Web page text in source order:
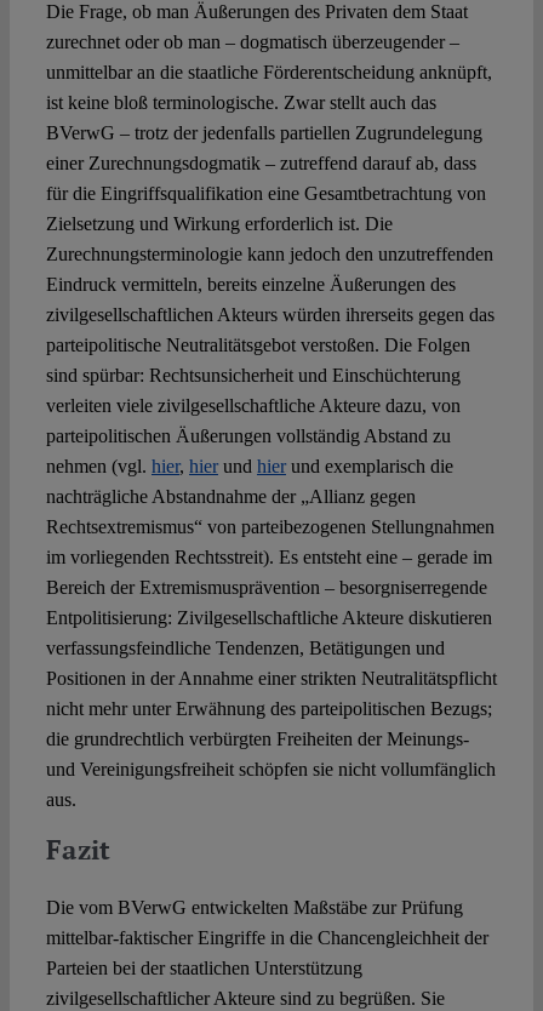
Die Frage, ob man Äußerungen des Privaten dem Staat
zurechnet oder ob man – dogmatisch überzeugender –
unmittelbar an die staatliche Förderentscheidung anknüpft,
ist keine bloß terminologische. Zwar stellt auch das
BVerwG – trotz der jedenfalls partiellen Zugrundelegung
einer Zurechnungsdogmatik – zutreffend darauf ab, dass
für die Eingriffsqualifikation eine Gesamtbetrachtung von
Zielsetzung und Wirkung erforderlich ist. Die
Zurechnungsterminologie kann jedoch den unzutreffenden
Eindruck vermitteln, bereits einzelne Äußerungen des
zivilgesellschaftlichen Akteurs würden ihrerseits gegen das
parteipolitische Neutralitätsgebot verstoßen. Die Folgen
sind spürbar: Rechtsunsicherheit und Einschüchterung
verleiten viele zivilgesellschaftliche Akteure dazu, von
parteipolitischen Äußerungen vollständig Abstand zu
nehmen (vgl. hier, hierund hierund exemplarisch die
nachträgliche Abstandnahme der „Allianz gegen
Rechtsextremismus“ von parteibezogenen Stellungnahmen
im vorliegenden Rechtsstreit). Es entsteht eine – gerade im
Bereich der Extremismusprävention – besorgniserregende
Entpolitisierung: Zivilgesellschaftliche Akteure diskutieren
verfassungsfeindliche Tendenzen, Betätigungen und
Positionen in der Annahme einer strikten Neutralitätspflicht
nicht mehr unter Erwähnung des parteipolitischen Bezugs;
die grundrechtlich verbürgten Freiheiten der Meinungs-
und Vereinigungsfreiheit schöpfen sie nicht vollumfänglich
aus.
Fazit
Die vom BVerwG entwickelten Maßstäbe zur Prüfung
mittelbar-faktischer Eingriffe in die Chancengleichheit der
Parteien bei der staatlichen Unterstützung
zivilgesellschaftlicher Akteure sind zu begrüßen. Sie